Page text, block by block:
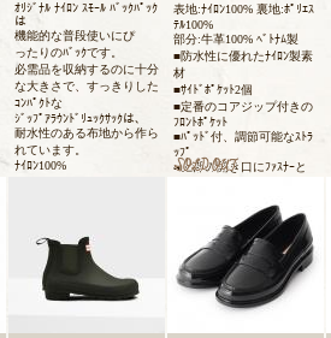
ｵﾘｼﾞﾅﾙ ﾅｲﾛﾝ ｽﾓｰﾙ ﾊﾞｯｸﾊﾟｯｸ
は
機能的な普段使いにぴ
ったりのﾊﾞｯｸです。
必需品を収納するのに十分
な大きさで、すっきりした
ｺﾝﾊﾟｸﾄな
ｼﾞｯﾌﾟｱﾗｳﾝﾄﾞﾘｭｯｸｻｯｸは、
耐水性のある布地から作ら
れています。
ﾅｲﾛﾝ100%
表地:ﾅｲﾛﾝ100% 裏地:ﾎﾟﾘｴｽ
ﾃﾙ100%
部分:牛革100% ﾍﾞﾄﾅﾑ製
■防水性に優れたﾅｲﾛﾝ製素
材
■ｻｲﾄﾞﾎﾟｹｯﾄ2個
■定番のコアジップ付きの
ﾌﾛﾝﾄﾎﾟｹｯﾄ
■ﾊﾟｯﾄﾞ付、調節可能なｽﾄﾗ
ｯﾌﾟ
■上部の開き口にﾌｧｽﾅｰと